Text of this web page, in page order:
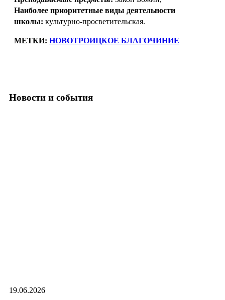
Наиболее приоритетные виды деятельности
школы: культурно-просветительская.
МЕТКИ: НОВОТРОИЦКОЕ БЛАГОЧИНИЕ
Новости и события
19.06.2026